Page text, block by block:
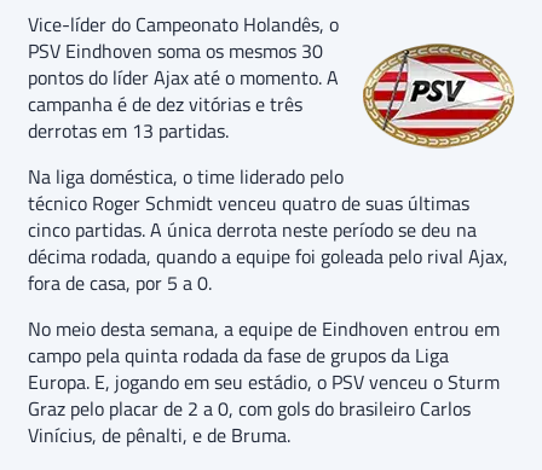
Vice-líder do Campeonato Holandês, o
PSV Eindhoven soma os mesmos 30
pontos do líder Ajax até o momento. A
campanha é de dez vitórias e três
derrotas em 13 partidas.
Na liga doméstica, o time liderado pelo
técnico Roger Schmidt venceu quatro de suas últimas
cinco partidas. A única derrota neste período se deu na
décima rodada, quando a equipe foi goleada pelo rival Ajax,
fora de casa, por 5 a 0.
No meio desta semana, a equipe de Eindhoven entrou em
campo pela quinta rodada da fase de grupos da Liga
Europa. E, jogando em seu estádio, o PSV venceu o Sturm
Graz pelo placar de 2 a 0, com gols do brasileiro Carlos
Vinícius, de pênalti, e de Bruma.